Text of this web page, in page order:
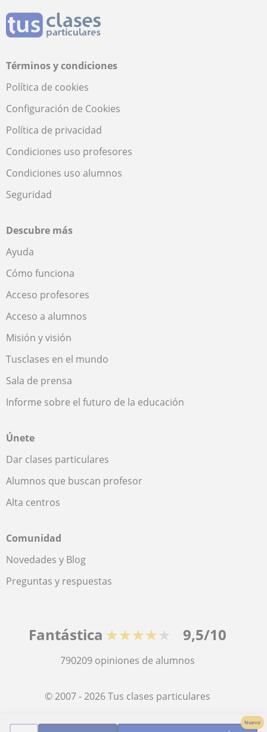
Nuevo
Términos y condiciones
Política de cookies
Configuración de Cookies
Política de privacidad
Condiciones uso profesores
Condiciones uso alumnos
Seguridad
Descubre más
Ayuda
Cómo funciona
Acceso profesores
Acceso a alumnos
Misión y visión
Tusclases en el mundo
Sala de prensa
Informe sobre el futuro de la educación
Únete
Dar clases particulares
Alumnos que buscan profesor
Alta centros
Comunidad
Novedades y Blog
Preguntas y respuestas
Fantástica ★★★★★ 9,5/10
790209 opiniones de alumnos
© 2007 - 2026 Tus clases particulares
Mapa web:Profesores particulares